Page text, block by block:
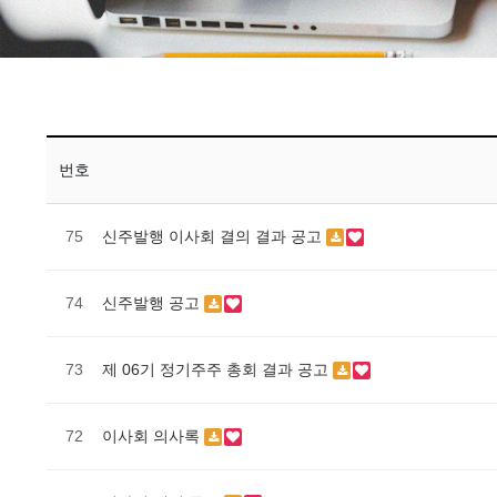
번호
75 신주발행 이사회 결의 결과 공고
74 신주발행 공고
73 제 06기 정기주주 총회 결과 공고
72 이사회 의사록